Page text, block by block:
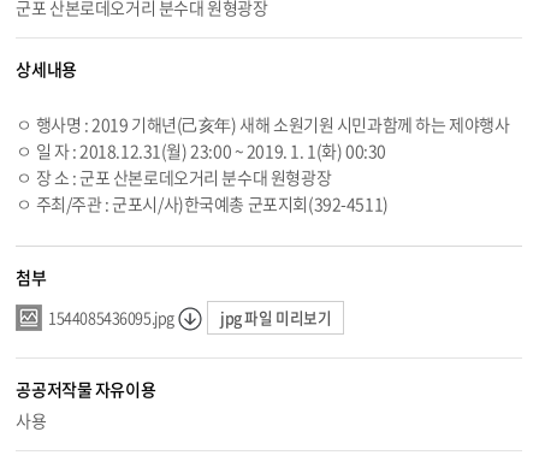
군포 산본로데오거리 분수대 원형광장
상세내용
ㅇ 행사명 : 2019 기해년(己亥年) 새해 소원기원 시민과함께 하는 제야행사
ㅇ 일 자 :2018.12.31(월) 23:00 ~ 2019. 1. 1(화) 00:30
ㅇ 장 소 : 군포 산본로데오거리 분수대 원형광장
ㅇ 주최/주관 : 군포시/사)한국예총 군포지회(392-4511)
첨부
1544085436095.jpg jpg 파일 미리보기
공공저작물 자유이용
사용